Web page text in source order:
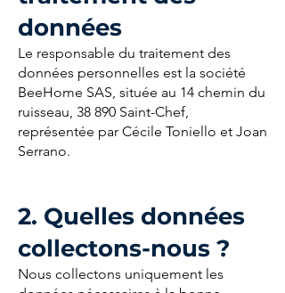
données
Le responsable du traitement des
données personnelles est la société
BeeHome SAS, située au 14 chemin du
ruisseau, 38 890 Saint-Chef,
représentée par Cécile Toniello et Joan
Serrano.
2. Quelles données
collectons-nous ?
Nous collectons uniquement les